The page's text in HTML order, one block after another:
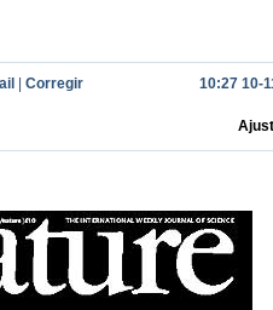
Corregir 10:27 10-